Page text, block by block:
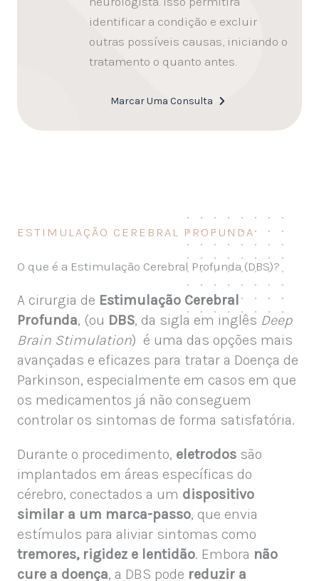
identificar a condição e excluir
outras possíveis causas, iniciando o
tratamento o quanto antes.
Marcar Uma Consulta
ESTIMULAÇÃO CEREBRAL PROFUNDA
O que é a Estimulação Cerebral Profunda (DBS)?
A cirurgia de Estimulação Cerebral
Profunda, (ou DBS, da sigla em inglês Deep
Brain Stimulation) é uma das opções mais
avançadas e eficazes para tratar a Doença de
Parkinson, especialmente em casos em que
os medicamentos já não conseguem
controlar os sintomas de forma satisfatória.
Durante o procedimento, eletrodos são
implantados em áreas específicas do
cérebro, conectados a um dispositivo
similar a um marca-passo, que envia
estímulos para aliviar sintomas como
tremores, rigidez e lentidão. Embora não
cure a doença, a DBS pode reduzir a